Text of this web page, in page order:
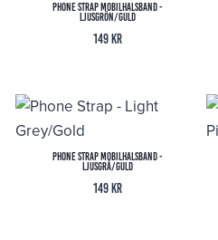
Phone Strap Mobilhalsband -
Ljusgrön/Guld
149 kr
Phone Strap Mobilhalsband -
Ljusgrå/Guld
149 kr